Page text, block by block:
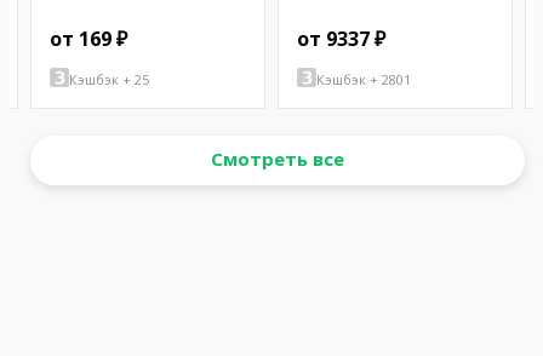
от 169 ₽
Кэшбэк + 25
от 9337 ₽
Кэшбэк + 2801
Смотреть все